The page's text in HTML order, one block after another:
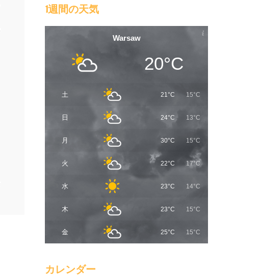
1週間の天気
Warsaw
20°C
土 21°C 15°C
日 24°C 13°C
月 30°C 15°C
火 22°C 17°C
水 23°C 14°C
木 23°C 15°C
金 25°C 15°C
カレンダー